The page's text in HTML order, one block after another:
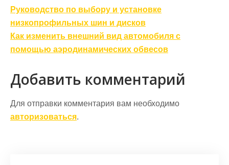
Навигация
по
записям
Руководство по выбору и установке
низкопрофильных шин и дисков
Как изменить внешний вид автомобиля с
помощью аэродинамических обвесов
Добавить комментарий
Для отправки комментария вам необходимо
авторизоваться.